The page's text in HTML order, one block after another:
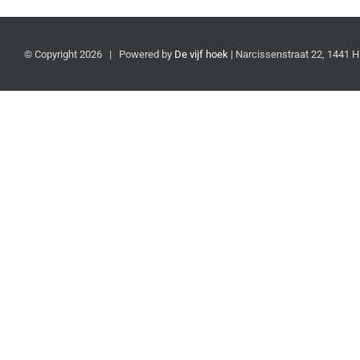
© Copyright 2026 | Powered by De vijf hoek | Narcissenstraat 22, 1441